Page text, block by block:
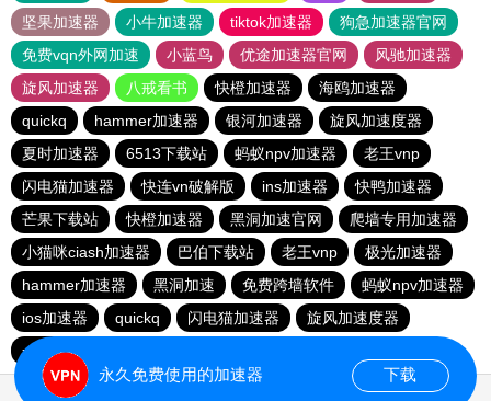
坚果加速器
小牛加速器 tiktok加速器
狗急加速器官网
免费vqn外网加速
小蓝鸟 优途加速器官网
风驰加速器
旋风加速器
八戒看书 快橙加速器
海鸥加速器
quickq
hammer加速器 银河加速器
旋风加速度器
夏时加速器
6513下载站 蚂蚁npv加速器
老王vnp
闪电猫加速器
快连vn破解版 ins加速器
快鸭加速器
芒果下载站
快橙加速器 黑洞加速官网
爬墙专用加速器
小猫咪ciash加速器
巴伯下载站 老王vnp
极光加速器
hammer加速器
黑洞加速 免费跨墙软件
蚂蚁npv加速器
ios加速器
quickq 闪电猫加速器
旋风加速度器
一元机场
永久免费使用的加速器 下载